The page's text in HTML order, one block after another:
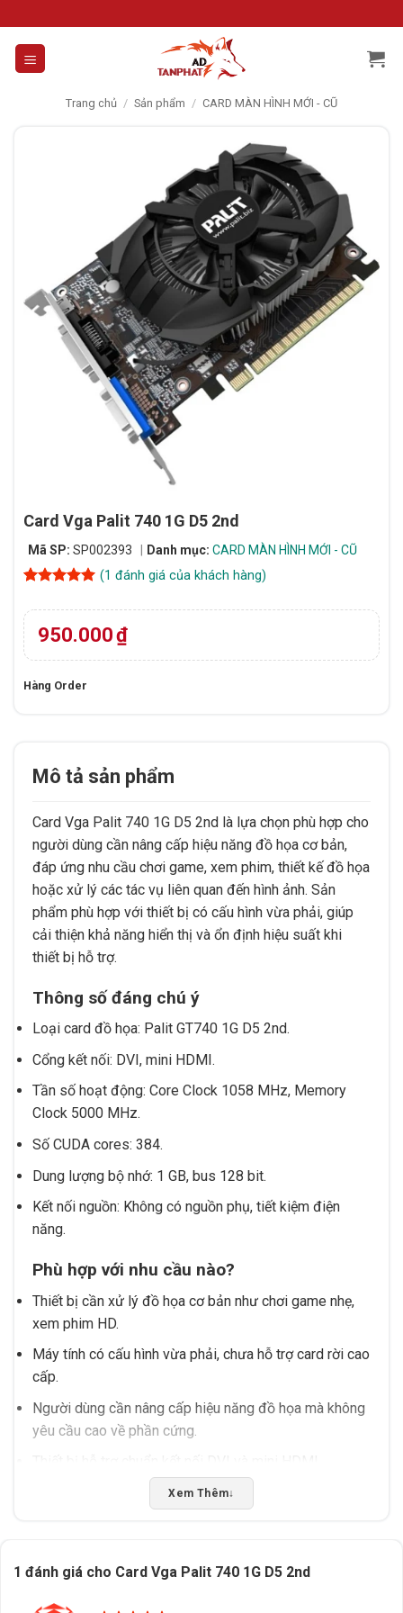
to
content
Trang chủ / Sản phẩm / CARD MÀN HÌNH MỚI - CŨ
Card Vga Palit 740 1G D5 2nd
Mã SP: SP002393 Danh mục: CARD MÀN HÌNH MỚI - CŨ
dựa trên
đánh giá
(1 đánh giá của khách hàng)
950.000₫
Hàng Order
Mô tả sản phẩm
Card Vga Palit 740 1G D5 2nd là lựa chọn phù hợp cho
người dùng cần nâng cấp hiệu năng đồ họa cơ bản,
đáp ứng nhu cầu chơi game, xem phim, thiết kế đồ họa
hoặc xử lý các tác vụ liên quan đến hình ảnh. Sản
phẩm phù hợp với thiết bị có cấu hình vừa phải, giúp
cải thiện khả năng hiển thị và ổn định hiệu suất khi
thiết bị hỗ trợ.
Thông số đáng chú ý
Loại card đồ họa: Palit GT740 1G D5 2nd.
Cổng kết nối: DVI, mini HDMI.
Tần số hoạt động: Core Clock 1058 MHz, Memory
Clock 5000 MHz.
Số CUDA cores: 384.
Dung lượng bộ nhớ: 1 GB, bus 128 bit.
Kết nối nguồn: Không có nguồn phụ, tiết kiệm điện
năng.
Phù hợp với nhu cầu nào?
Thiết bị cần xử lý đồ họa cơ bản như chơi game nhẹ,
xem phim HD.
Máy tính có cấu hình vừa phải, chưa hỗ trợ card rời cao
cấp.
Người dùng cần nâng cấp hiệu năng đồ họa mà không
yêu cầu cao về phần cứng.
Lưu ý khi sử dụng
hơn khả năng của card.
Xem Thêm↓
1 đánh giá cho Card Vga Palit 740 1G D5 2nd